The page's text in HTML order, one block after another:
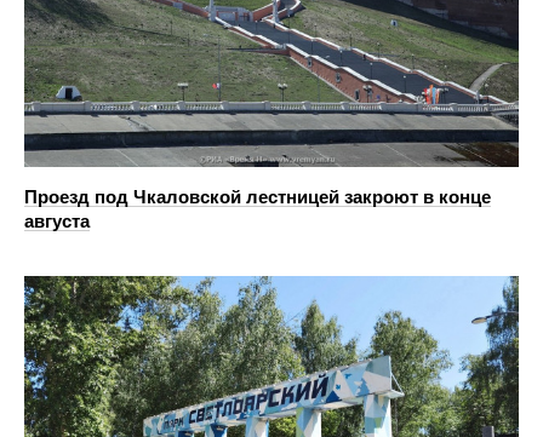
Проезд под Чкаловской лестницей закроют в конце
августа